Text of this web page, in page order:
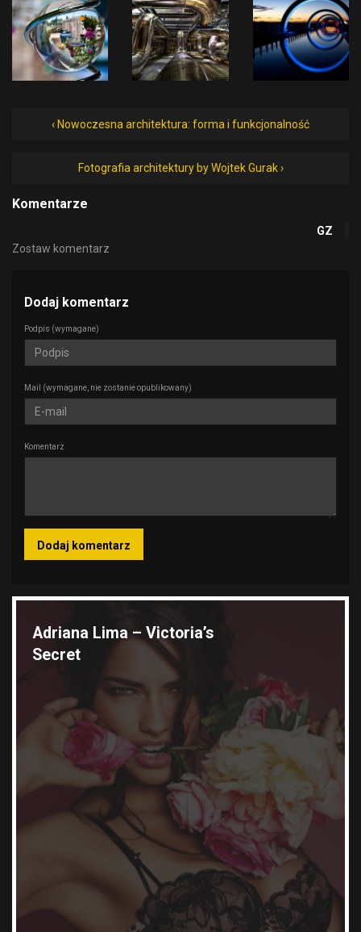
‹ Nowoczesna architektura: forma i funkcjonalność
Fotografia architektury by Wojtek Gurak ›
Komentarze
GZ
Zostaw komentarz
Dodaj komentarz
Podpis (wymagane)
Mail (wymagane, nie zostanie opublikowany)
Komentarz
Adriana Lima – Victoria’s
Secret